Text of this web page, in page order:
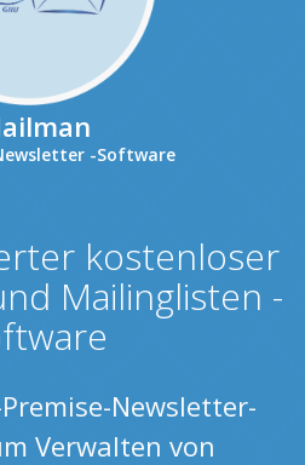
-Software
kostenloser
Mailinglisten -
Newsletter-
Verwalten von